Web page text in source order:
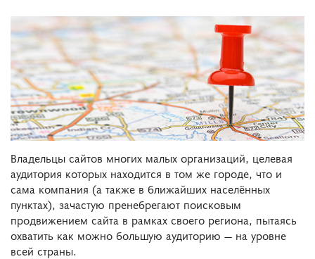
Владельцы сайтов многих малых организаций, целевая
аудитория которых находится в том же городе, что и
сама компания (а также в ближайших населённых
пунктах), зачастую пренебрегают поисковым
продвижением сайта в рамках своего региона, пытаясь
охватить как можно большую аудиторию — на уровне
всей страны.